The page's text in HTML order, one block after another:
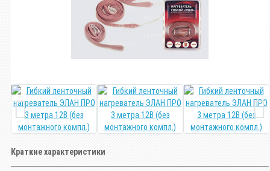
Краткие характеристики